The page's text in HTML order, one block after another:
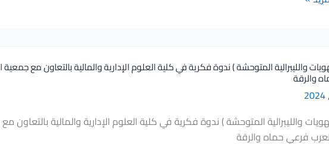
والليبرالية المتوحشة ) ندوة فكرية في كلية العلوم الإدارية والمالية بالتعاون مع
والرقة
والليبرالية المتوحشة ) ندوة فكرية في كلية العلوم الإدارية والمالية بالتعاون
فرعي حماه والرقة